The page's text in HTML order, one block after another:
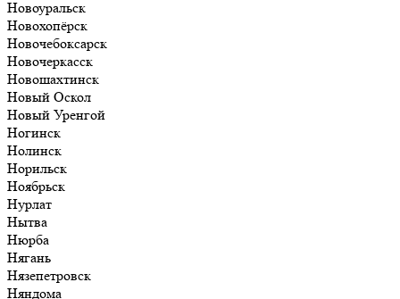
Новоуральск
Новохопёрск
Новочебоксарск
Новочеркасск
Новошахтинск
Новый Оскол
Новый Уренгой
Ногинск
Нолинск
Норильск
Ноябрьск
Нурлат
Нытва
Нюрба
Нягань
Нязепетровск
Няндома